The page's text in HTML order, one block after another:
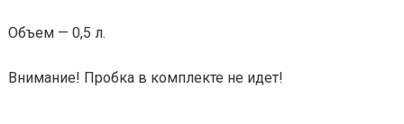
Объем — 0,5 л.
Внимание! Пробка в комплекте не идет!